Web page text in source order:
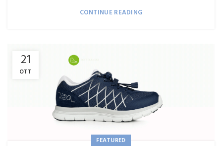
CONTINUE READING
21
OTT
FEATURED